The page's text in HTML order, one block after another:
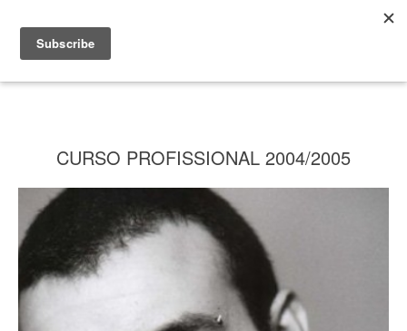
CURSO PROFISSIONAL 2004/2005